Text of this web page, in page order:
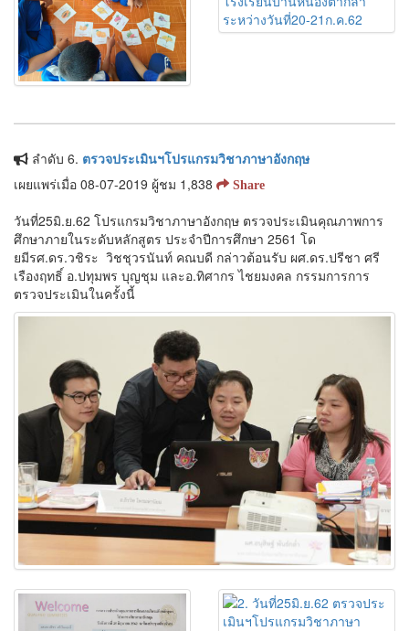
ลำดับ 6. ตรวจประเมินฯโปรแกรมวิชาภาษาอังกฤษ
เผยแพร่เมื่อ 08-07-2019 ผู้ชม 1,838
Share
วันที่25มิ.ย.62 โปรแกรมวิชาภาษาอังกฤษ ตรวจประเมินคุณภาพการ
ศึกษาภายในระดับหลักสูตร ประจำปีการศึกษา 2561 โด
ยมีรศ.ดร.วชิระ วิชชุวรนันท์ คณบดี กล่าวต้อนรับ ผศ.ดร.ปรีชา ศรี
เรืองฤทธิ์ อ.ปทุมพร บุญชุม และอ.ทิศากร ไชยมงคล กรรมการการ
ตรวจประเมินในครั้งนี้